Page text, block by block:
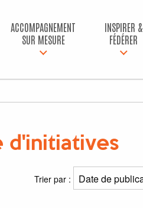
ACCOMPAGNEMENT
SUR MESURE
INSPIRER &
FÉDÉRER
d'initiatives
Trier par :